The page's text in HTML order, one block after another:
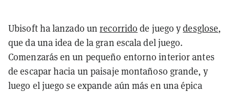
Ubisoft ha lanzado unrecorrido de juego ydesglose,
que da una idea de la gran escala del juego.
Comenzarás en un pequeño entorno interior antes
de escapar hacia un paisaje montañoso grande, y
luego el juego se expande aún más en una épica